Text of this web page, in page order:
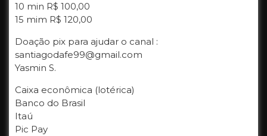
10 min R$ 100,00
15 mim R$ 120,00
Doação pix para ajudar o canal :
santiagodafe99@gmail.com
Yasmin S.
Caixa econômica (lotérica)
Banco do Brasil
Itaú
Pic Pay